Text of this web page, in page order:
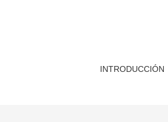
INTRODUCCIÓN